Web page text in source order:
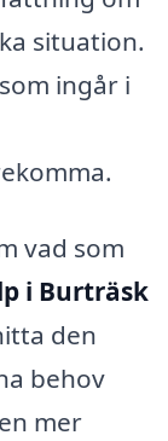
situation.
ingår i
vad som
i Burträsk
den
behov
mer